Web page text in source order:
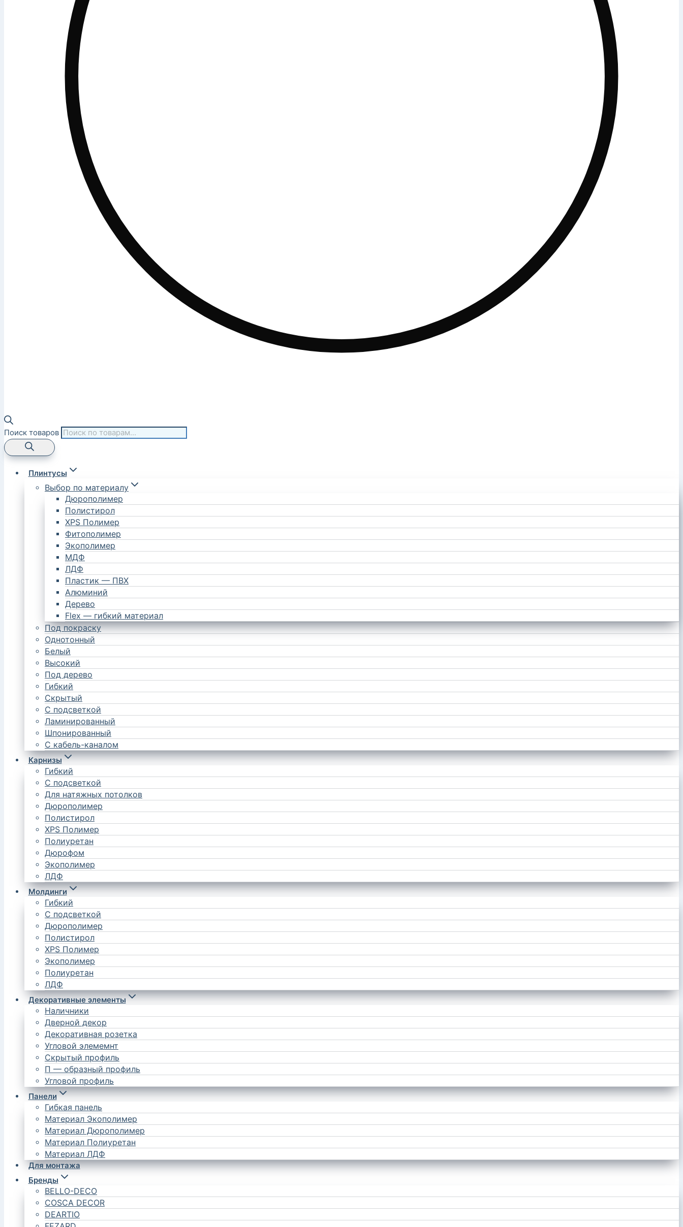
Поиск товаров
Плинтусы
Выбор по материалу
Дюрополимер
Полистирол
XPS Полимер
Фитополимер
Экополимер
МДФ
ЛДФ
Пластик — ПВХ
Алюминий
Дерево
Flex — гибкий материал
Под покраску
Однотонный
Белый
Высокий
Под дерево
Гибкий
Скрытый
С подсветкой
Ламинированный
Шпонированный
С кабель-каналом
Карнизы
Гибкий
С подсветкой
Для натяжных потолков
Дюрополимер
Полистирол
XPS Полимер
Полиуретан
Дюрофом
Экополимер
ЛДФ
Молдинги
Гибкий
С подсветкой
Дюрополимер
Полистирол
XPS Полимер
Экополимер
Полиуретан
ЛДФ
Декоративные элементы
Наличники
Дверной декор
Декоративная розетка
Угловой элемемнт
Скрытый профиль
П — образный профиль
Угловой профиль
Панели
Гибкая панель
Материал Экополимер
Материал Дюрополимер
Материал Полиуретан
Материал ЛДФ
Для монтажа
Бренды
BELLO-DECO
COSCA DECOR
DEARTIO